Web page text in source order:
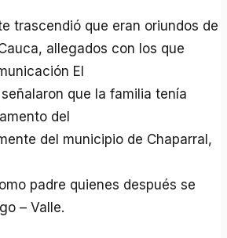
trascendió que eran oriundos de
allegados con los que
El
que la familia tenía
del
del municipio de Chaparral,
padre quienes después se
– Valle.